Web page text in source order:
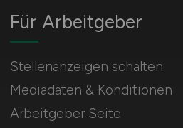
Für Arbeitgeber
Stellenanzeigen schalten
Mediadaten & Konditionen
Arbeitgeber Seite